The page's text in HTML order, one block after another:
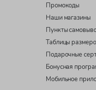
Промокоды
Наши магазины
Пункты
Таблицы
Подарочные
Бонусная
Мобильное